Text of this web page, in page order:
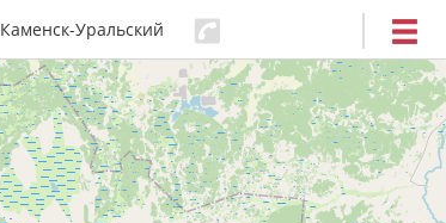
Каменск-Уральский